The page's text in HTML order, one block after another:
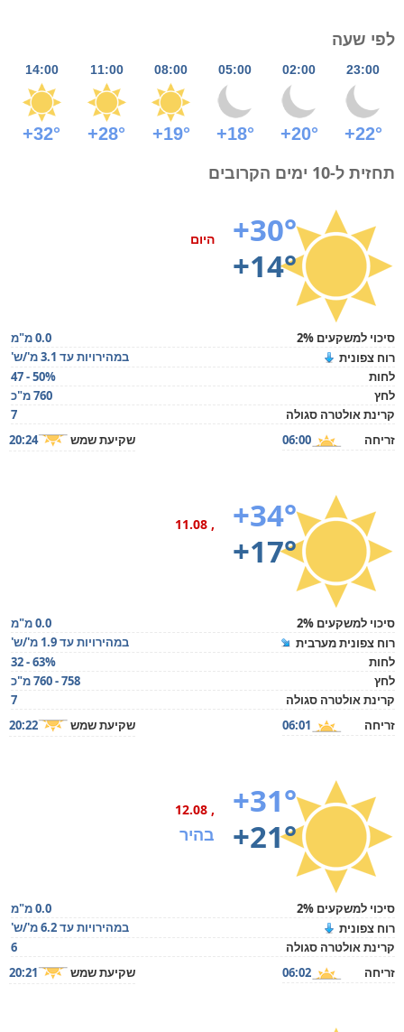
לפי שעה
23:00
02:00
05:00
08:00
11:00
14:00
+22°
+20°
+18°
+19°
+28°
+32°
תחזית ל-10 ימים הקרובים
+30°
+14°
היום
סיכוי למשקעים 2%
0.0 מ"מ
רוח צפונית
במהירויות עד 3.1 מ'/ש'
לחות
47 - 50%
לחץ
760 מ"כ
קרינת אולטרה סגולה
7
זריחה
06:00 שקיעת שמש 20:24
+34°
+17°
, 11.08
סיכוי למשקעים 2%
0.0 מ"מ
רוח צפונית מערבית
במהירויות עד 1.9 מ'/ש'
לחות
32 - 63%
לחץ
758 - 760 מ"כ
קרינת אולטרה סגולה
7
זריחה
06:01 שקיעת שמש 20:22
+31°
+21°
, 12.08
בהיר
סיכוי למשקעים 2%
0.0 מ"מ
רוח צפונית
במהירויות עד 6.2 מ'/ש'
קרינת אולטרה סגולה
6
זריחה
06:02 שקיעת שמש 20:21